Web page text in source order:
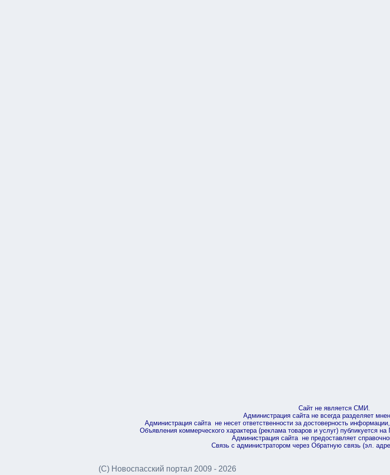
Сайт не является СМИ.
Администрация сайта не всегда разделяет
Администрация сайта не несет ответственности за достоверность
Объявления коммерческого характера (реклама товаров и услуг) публикуется на
Администрация сайта не предоставляет
Связь с администратором через Обратную связь (эл.
(С) Новоспасский портал 2009 - 2026